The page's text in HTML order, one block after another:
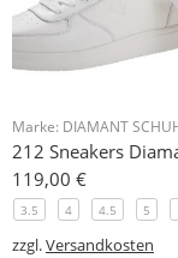
Marke: DIAMANT
119,00 €
3.5 4 4.5 5
zzgl.Versandkosten